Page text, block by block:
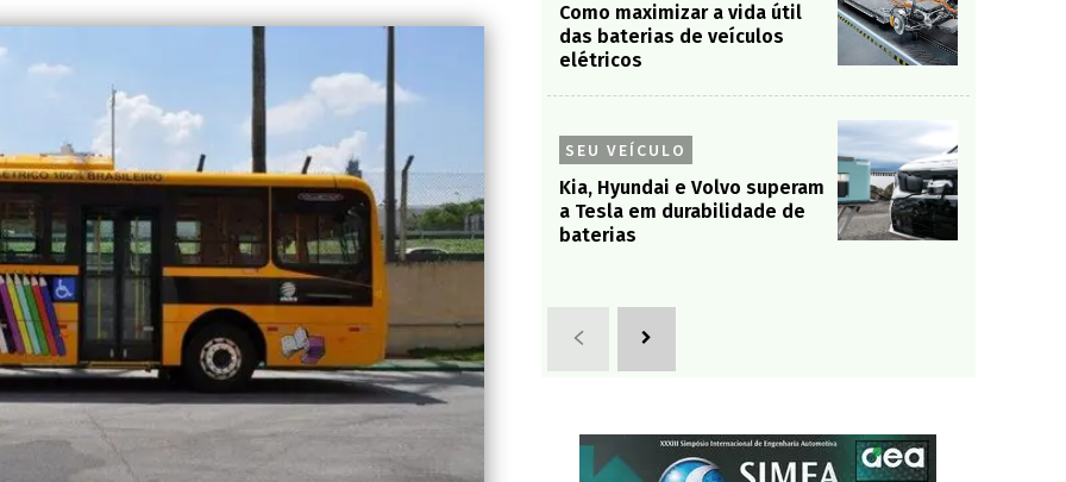
Como maximizar a vida útil
das baterias de veículos
elétricos
SEU VEÍCULO
Kia, Hyundai e Volvo superam
a Tesla em durabilidade de
baterias